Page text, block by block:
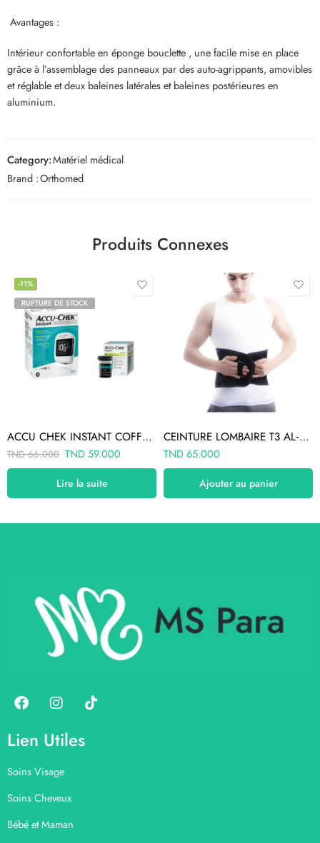
Avantages :
Intérieur confortable en éponge bouclette , une facile mise en place
grâce à l’assemblage des panneaux par des auto-agrippants, amovibles
et réglable et deux baleines latérales et baleines postérieures en
aluminium.
Category:Matériel médical
Brand :Orthomed
Produits Connexes
-11%
RUPTURE DE STOCK
ACCU CHEK INSTANT COFFRET 50 BANDELETTES+APPAREIL + 10 BANDELETTES (OFFERT)
TND66.000 TND59.000
Lire la suite
CEINTURE LOMBAIRE T3 AL‐800‐3
TND65.000
Ajouter au panier
Lien Utiles
Soins Visage
Soins Cheveux
Bébé et Maman